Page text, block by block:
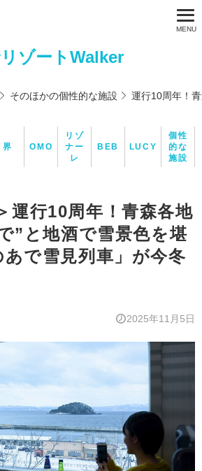
ゾートWalker
そのほかの個性的な施設 運行10周年！
界 OMO
リゾ
ナー
レ
BEB LUCY
個性
的な
施設
運行10周年！青森各地
”と地酒で雪景色を堪
で雪見列車」が今冬
2025年11月5日